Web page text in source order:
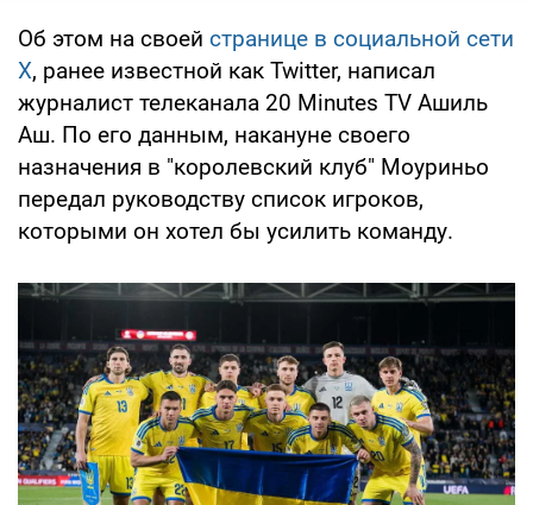
Об этом на своей странице в социальной сети
Х, ранее известной как Twitter, написал
журналист телеканала 20 Minutes TV Ашиль
Аш. По его данным, накануне своего
назначения в "королевский клуб" Моуриньо
передал руководству список игроков,
которыми он хотел бы усилить команду.